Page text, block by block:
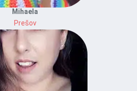
Mihaela
Prešov